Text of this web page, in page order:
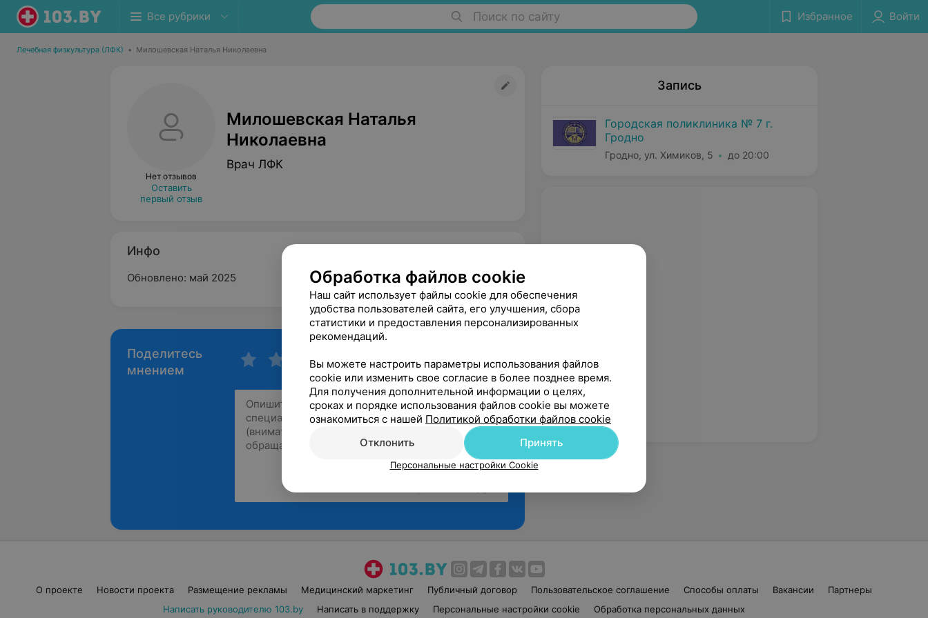
Все рубрики Поиск по сайту Избранное Войти
Лечебная физкультура (ЛФК) • Милошевская Наталья Николаевна
Нет отзывов
Оставить
первый отзыв
Милошевская Наталья
Николаевна
Врач ЛФК
Инфо
Обновлено: май 2025
Поделитесь
мнением
Запись
Городская поликлиника № 7 г.
Гродно
Гродно, ул. Химиков, 5 до 20:00
О проекте Новости проекта Размещение рекламы Медицинский маркетинг Публичный договор Пользовательское соглашение Способы оплаты Вакансии
Партнеры
Написать руководителю 103.by
Написать в поддержку Персональные настройки cookie Обработка персональных данных
Обработка файлов cookie
Наш сайт использует файлы cookie для обеспечения
удобства пользователей сайта, его улучшения, сбора
статистики и предоставления персонализированных
рекомендаций.
Вы можете настроить параметры использования файлов
cookie или изменить свое согласие в более позднее время.
Для получения дополнительной информации о целях,
сроках и порядке использования файлов cookie вы можете
ознакомиться с нашей Политикой обработки файлов cookie
Отклонить
Принять
Персональные настройки Cookie